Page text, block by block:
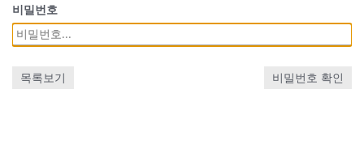
비밀번호
목록보기 비밀번호 확인